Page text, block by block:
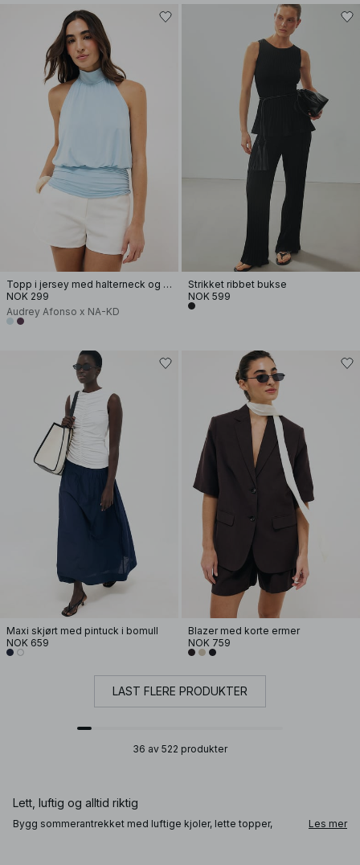
Topp i jersey med halterneck og åpen rygg
NOK 299
Audrey Afonso x NA-KD
Strikket ribbet bukse
NOK 599
Maxi skjørt med pintuck i bomull
NOK 659
Blazer med korte ermer
NOK 759
LAST FLERE PRODUKTER
36 av 522 produkter
Lett, luftig og alltid riktig
Bygg sommerantrekket med luftige kjoler, lette topper,
Les mer